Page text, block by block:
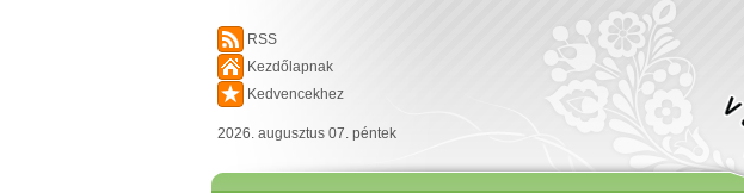
RSS
Kezdőlapnak
Kedvencekhez
2026. augusztus 07. péntek